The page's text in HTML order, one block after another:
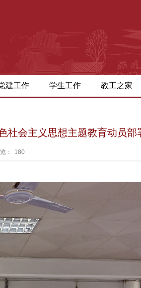
建工作 学生工作 教工之家
社会主义思想主题教育动员部
： 180